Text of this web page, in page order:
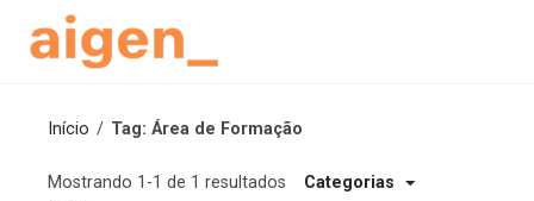
Início / Tag: Área de Formação
Mostrando 1-1 de 1 resultados
Categorias